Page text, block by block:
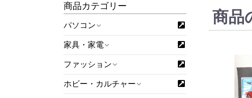
商品カテゴリー
パソコン
家具・家電
ファッション
ホビー・カルチャー
商品